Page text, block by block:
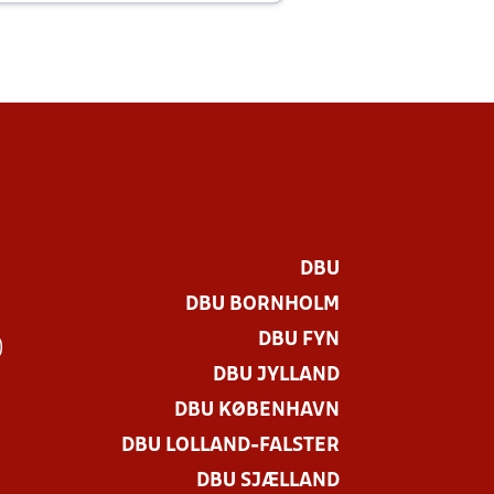
DBU
DBU BORNHOLM
DBU FYN
DBU JYLLAND
DBU KØBENHAVN
DBU LOLLAND-FALSTER
DBU SJÆLLAND